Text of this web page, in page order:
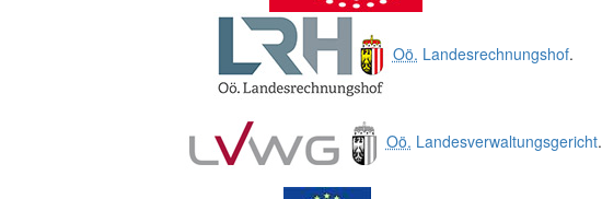
Oö. Landesrechnungshof.
Oö. Landesverwaltungsgericht.